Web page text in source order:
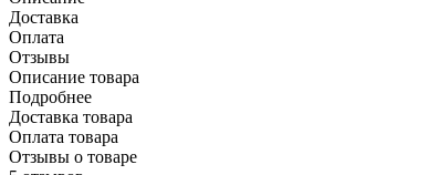
Доставка
Оплата
Отзывы
Описание товара
Подробнее
Доставка товара
Оплата товара
Отзывы о товаре